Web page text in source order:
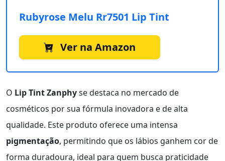
Rubyrose Melu Rr7501 Lip Tint
Ver na Amazon
O Lip Tint Zanphyse destaca no mercado de
cosméticos por sua fórmula inovadora e de alta
qualidade. Este produto oferece uma intensa
pigmentação, permitindo que os lábios ganhem cor de
forma duradoura, ideal para quem busca praticidade